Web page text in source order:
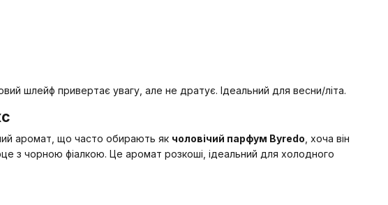
шлейф привертає увагу, але не дратує. Ідеальний для весни/літа.
аромат, що часто обирають як чоловічий парфум Byredo , хоча він
з чорною фіалкою. Це аромат розкоші, ідеальний для холодного